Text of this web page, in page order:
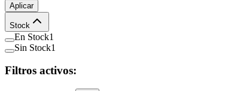
Aplicar
Stock
En Stock1
Sin Stock1
Filtros activos: